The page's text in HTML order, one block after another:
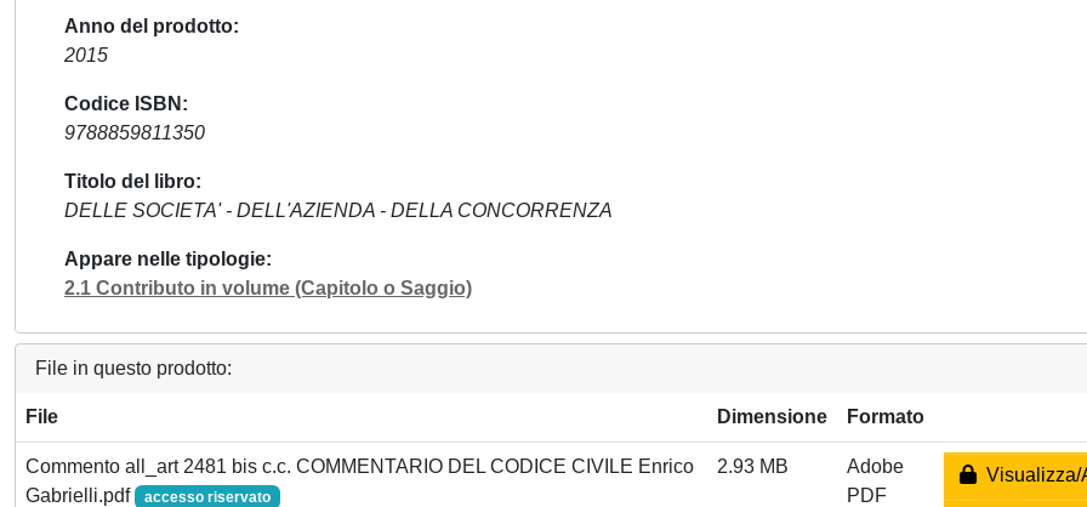
Anno del prodotto
2015
Codice ISBN
9788859811350
Titolo del libro
DELLE SOCIETA' - DELL'AZIENDA - DELLA CONCORRENZA
Appare nelle tipologie
2.1 Contributo in volume (Capitolo o Saggio)
File in questo prodotto:
File Dimensione Formato
Commento all_art 2481 bis c.c. COMMENTARIO DEL CODICE CIVILE Enrico
Gabrielli.pdf
accesso riservato
2.93 MB
Adobe
PDF
Visualizza/